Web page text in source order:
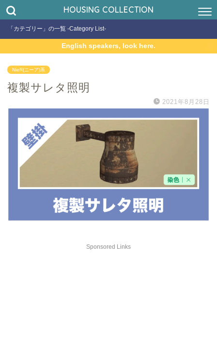
HOUSING COLLECTION
「カテゴリー」の一覧 -Category List-
English speakers, look here.
NieR(ニーア)系
複製サレタ照明
2021年8月28日
Sponsored Links